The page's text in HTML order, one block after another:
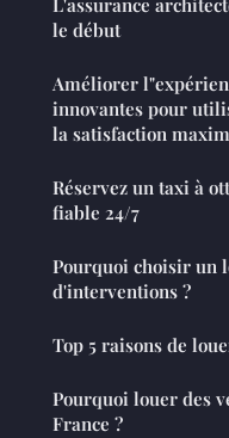
L'assurance
le début
Améliorer
innovantes pour
la satisfaction
Réservez un taxi à
fiable 24/7
Pourquoi choisir un
d'interventions ?
Top 5 raisons de
Pourquoi louer des
France ?